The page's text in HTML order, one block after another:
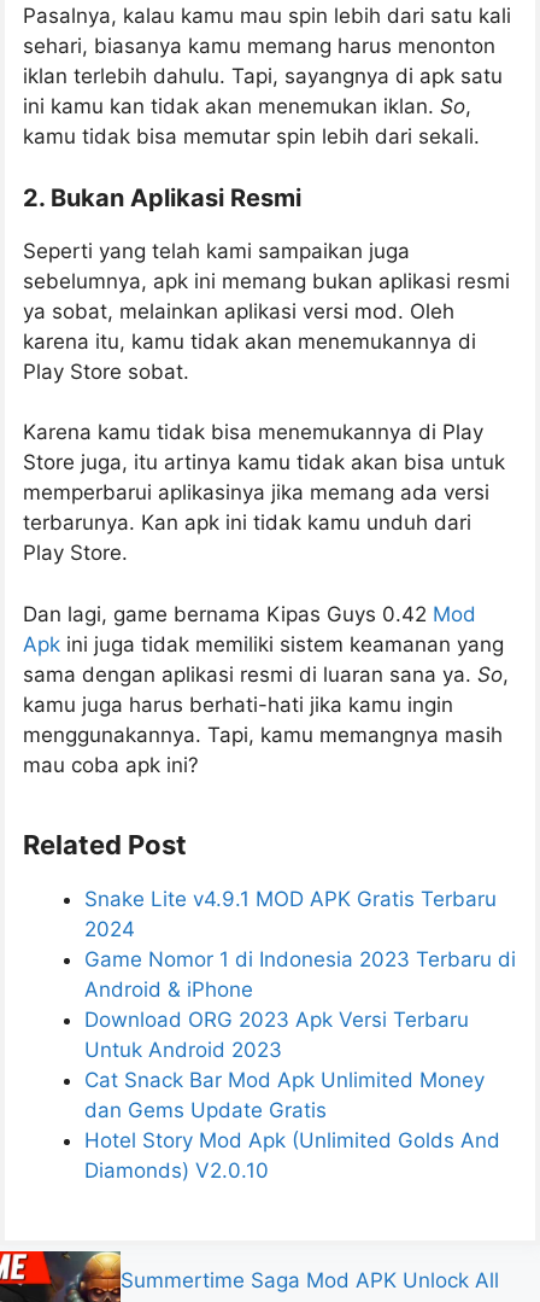
Pasalnya, kalau kamu mau spin lebih dari satu kali
sehari, biasanya kamu memang harus menonton
iklan terlebih dahulu. Tapi, sayangnya di apk satu
ini kamu kan tidak akan menemukan iklan. So,
kamu tidak bisa memutar spin lebih dari sekali.
2. Bukan Aplikasi Resmi
Seperti yang telah kami sampaikan juga
sebelumnya, apk ini memang bukan aplikasi resmi
ya sobat, melainkan aplikasi versi mod. Oleh
karena itu, kamu tidak akan menemukannya di
Play Store sobat.
Karena kamu tidak bisa menemukannya di Play
Store juga, itu artinya kamu tidak akan bisa untuk
memperbarui aplikasinya jika memang ada versi
terbarunya. Kan apk ini tidak kamu unduh dari
Play Store.
Dan lagi, game bernama Kipas Guys 0.42 Mod
Apk ini juga tidak memiliki sistem keamanan yang
sama dengan aplikasi resmi di luaran sana ya. So,
kamu juga harus berhati-hati jika kamu ingin
menggunakannya. Tapi, kamu memangnya masih
mau coba apk ini?
Related Post
Snake Lite v4.9.1 MOD APK Gratis Terbaru
2024
Game Nomor 1 di Indonesia 2023 Terbaru di
Android & iPhone
Download ORG 2023 Apk Versi Terbaru
Untuk Android 2023
Cat Snack Bar Mod Apk Unlimited Money
dan Gems Update Gratis
Hotel Story Mod Apk (Unlimited Golds And
Diamonds) V2.0.10
Summertime Saga Mod APK Unlock All